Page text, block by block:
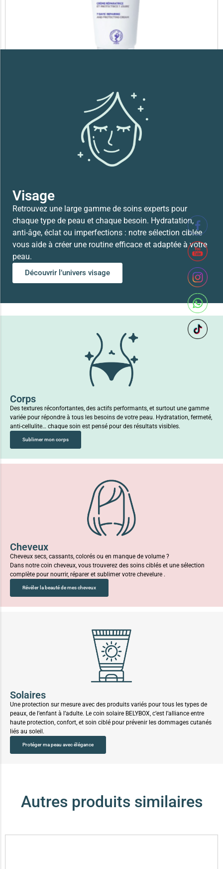
SVR XERIAL FISSURES ET CREVASSES
Visage
Retrouvez une large gamme de soins experts pour
chaque type de peau et chaque besoin. Hydratation,
anti-âge, éclat ou imperfections : notre sélection ciblée
vous aide à créer une routine efficace et adaptée à votre
peau.
Découvrir l’univers visage
Corps
Des textures réconfortantes, des actifs performants, et surtout une gamme
variée pour répondre à tous les besoins de votre peau. Hydratation, fermeté,
anti-cellulite… chaque soin est pensé pour des résultats visibles.
Sublimer mon corps
Cheveux
Cheveux secs, cassants, colorés ou en manque de volume ?
Dans notre coin cheveux, vous trouverez des soins ciblés et une sélection
complète pour nourrir, réparer et sublimer votre chevelure .
Révéler la beauté de mes cheveux
Solaires
Une protection sur mesure avec des produits variés pour tous les types de
peaux, de l’enfant à l’adulte. Le coin solaire BELYBOX, c’est l’alliance entre
haute protection, confort, et soin ciblé pour prévenir les dommages cutanés
liés au soleil.
Protéger ma peau avec élégance
Autres produits similaires